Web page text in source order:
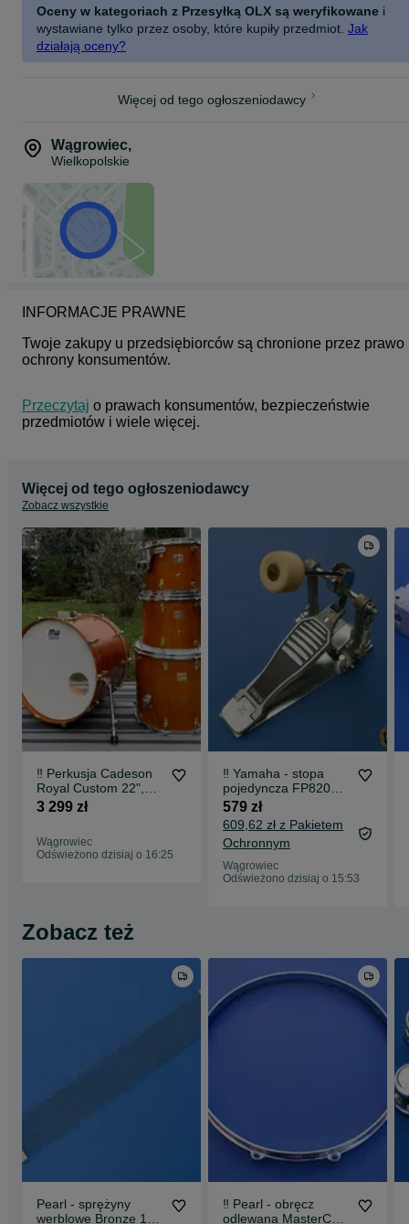
Oceny w kategoriach z Przesyłką OLX są weryfikowane i
wystawiane tylko przez osoby, które kupiły przedmiot. Jak
działają oceny?
Więcej od tego ogłoszeniodawcy
Wągrowiec,
Wielkopolskie
INFORMACJE PRAWNE
Twoje zakupy u przedsiębiorców są chronione przez prawo
ochrony konsumentów.
Przeczytaj o prawach konsumentów, bezpieczeństwie
przedmiotów i wiele więcej.
Więcej od tego ogłoszeniodawcy
Zobacz wszystkie
‼️ Perkusja Cadeson
Royal Custom 22",
12", 13", 16" Satin
3 299 zł
Wągrowiec
Odświeżono dzisiaj o 16:25
‼️ Yamaha - stopa
pojedyncza FP820
Japan ‼️
579 zł
609,62 zł z Pakietem
Ochronnym
Wągrowiec
Odświeżono dzisiaj o 15:53
Zobacz też
Pearl - sprężyny
werblowe Bronze 14"
‼️ Pearl - obręcz
odlewana MasterCast